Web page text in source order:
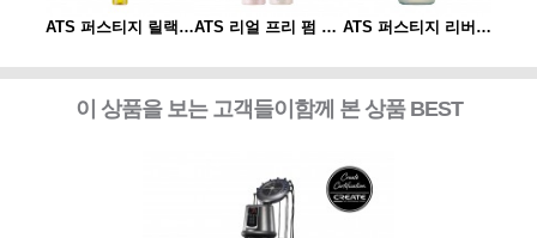
ATS 퍼스티지 릴랙싱 스파오일 10ml ATS 리얼 프리 펌 1제/2제 ATS 퍼스티지 리버시 토닉 140ml
이 상품을 보는 고객들이함께 본 상품 BEST